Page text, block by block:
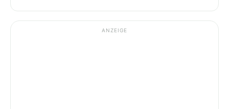
ANZEIGE